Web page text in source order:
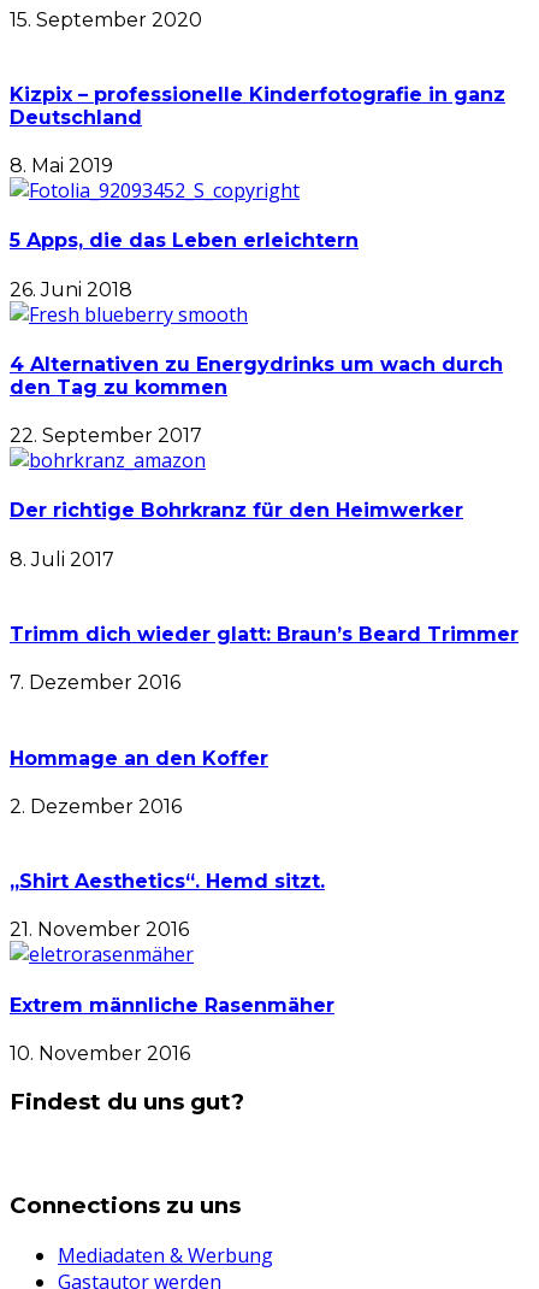
15. September 2020
Kizpix – professionelle Kinderfotografie in ganz
Deutschland
8. Mai 2019
5 Apps, die das Leben erleichtern
26. Juni 2018
4 Alternativen zu Energydrinks um wach durch
den Tag zu kommen
22. September 2017
Der richtige Bohrkranz für den Heimwerker
8. Juli 2017
Trimm dich wieder glatt: Braun’s Beard Trimmer
7. Dezember 2016
Hommage an den Koffer
2. Dezember 2016
„Shirt Aesthetics“. Hemd sitzt.
21. November 2016
Extrem männliche Rasenmäher
10. November 2016
Findest du uns gut?
Connections zu uns
Mediadaten & Werbung
Gastautor werden